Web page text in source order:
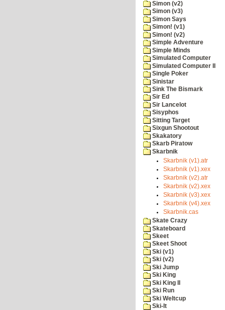
Simon (v2)
Simon (v3)
Simon Says
Simon! (v1)
Simon! (v2)
Simple Adventure
Simple Minds
Simulated Computer
Simulated Computer II
Single Poker
Sinistar
Sink The Bismark
Sir Ed
Sir Lancelot
Sisyphos
Sitting Target
Sixgun Shootout
Skakatory
Skarb Piratow
Skarbnik
Skarbnik (v1).atr
Skarbnik (v1).xex
Skarbnik (v2).atr
Skarbnik (v2).xex
Skarbnik (v3).xex
Skarbnik (v4).xex
Skarbnik.cas
Skate Crazy
Skateboard
Skeet
Skeet Shoot
Ski (v1)
Ski (v2)
Ski Jump
Ski King
Ski King II
Ski Run
Ski Weltcup
Ski-It